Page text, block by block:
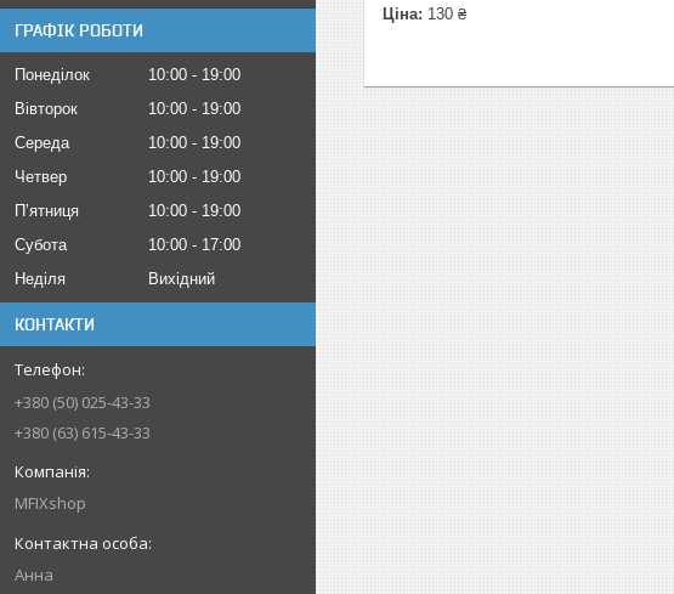
ГРАФІК РОБОТИ
Понеділок 10:00
19:00
Вівторок
10:00
19:00
Середа
10:00
19:00
Четвер
10:00
19:00
Пʼятниця
10:00
19:00
Субота
10:00
17:00
Неділя
Вихідний
КОНТАКТИ
+380 (50) 025-43-33
+380 (63) 615-43-33
MFIXshop
Анна
Ціна: 130 ₴